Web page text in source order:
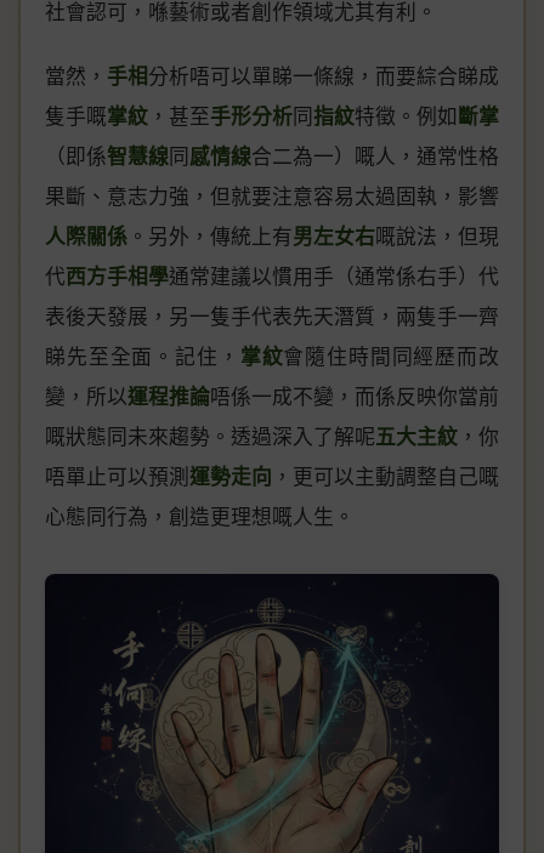
社會認可，喺藝術或者創作領域尤其有利。
當然， 手相 分析唔可以單睇一條線，而要綜合睇成
隻手嘅掌紋 ，甚至手形分析 同 指紋特徵。例如 斷掌
（即係智慧線 同 感情線合二為一）嘅人，通常性格
果斷、意志力強，但就要注意容易太過固執，影響
人際關係 。另外，傳統上有男左女右嘅說法，但現
代西方手相學通常建議以慣用手（通常係右手）代
表後天發展，另一隻手代表先天潛質，兩隻手一齊
睇先至全面。記住， 掌紋會隨住時間同經歷而改
變，所以運程推論唔係一成不變，而係反映你當前
嘅狀態同未來趨勢。透過深入了解呢五大主紋 ，你
唔單止可以預測 運勢走向 ，更可以主動調整自己嘅
心態同行為，創造更理想嘅人生。